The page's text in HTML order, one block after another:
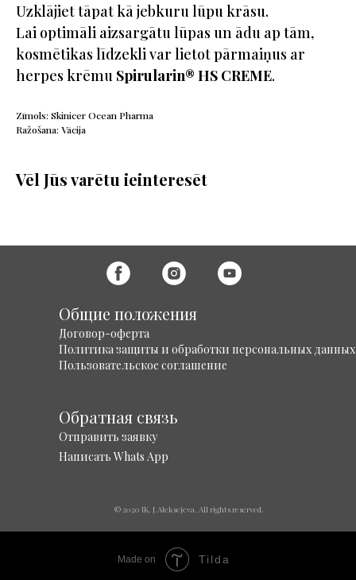
Uzklājiet tāpat kā jebkuru lūpu krāsu.
Lai optimāli aizsargātu lūpas un ādu ap tām,
kosmētikas līdzekli var lietot pārmaiņus ar
herpes krēmu Spirularin® HS CREME.
Zīmols: Skinicer Ocean Pharma
Ražošana: Vācija
Vēl Jūs varētu ieinteresēt
Общие положения
Договор-оферта
Политика защиты и обработки персональных данных
Пользовательское соглашение
Обратная связь
Написать Whats App
Отправить заявку
© 2020 IK. J.Aleksejeva. All rights reserved.
Made on Tilda